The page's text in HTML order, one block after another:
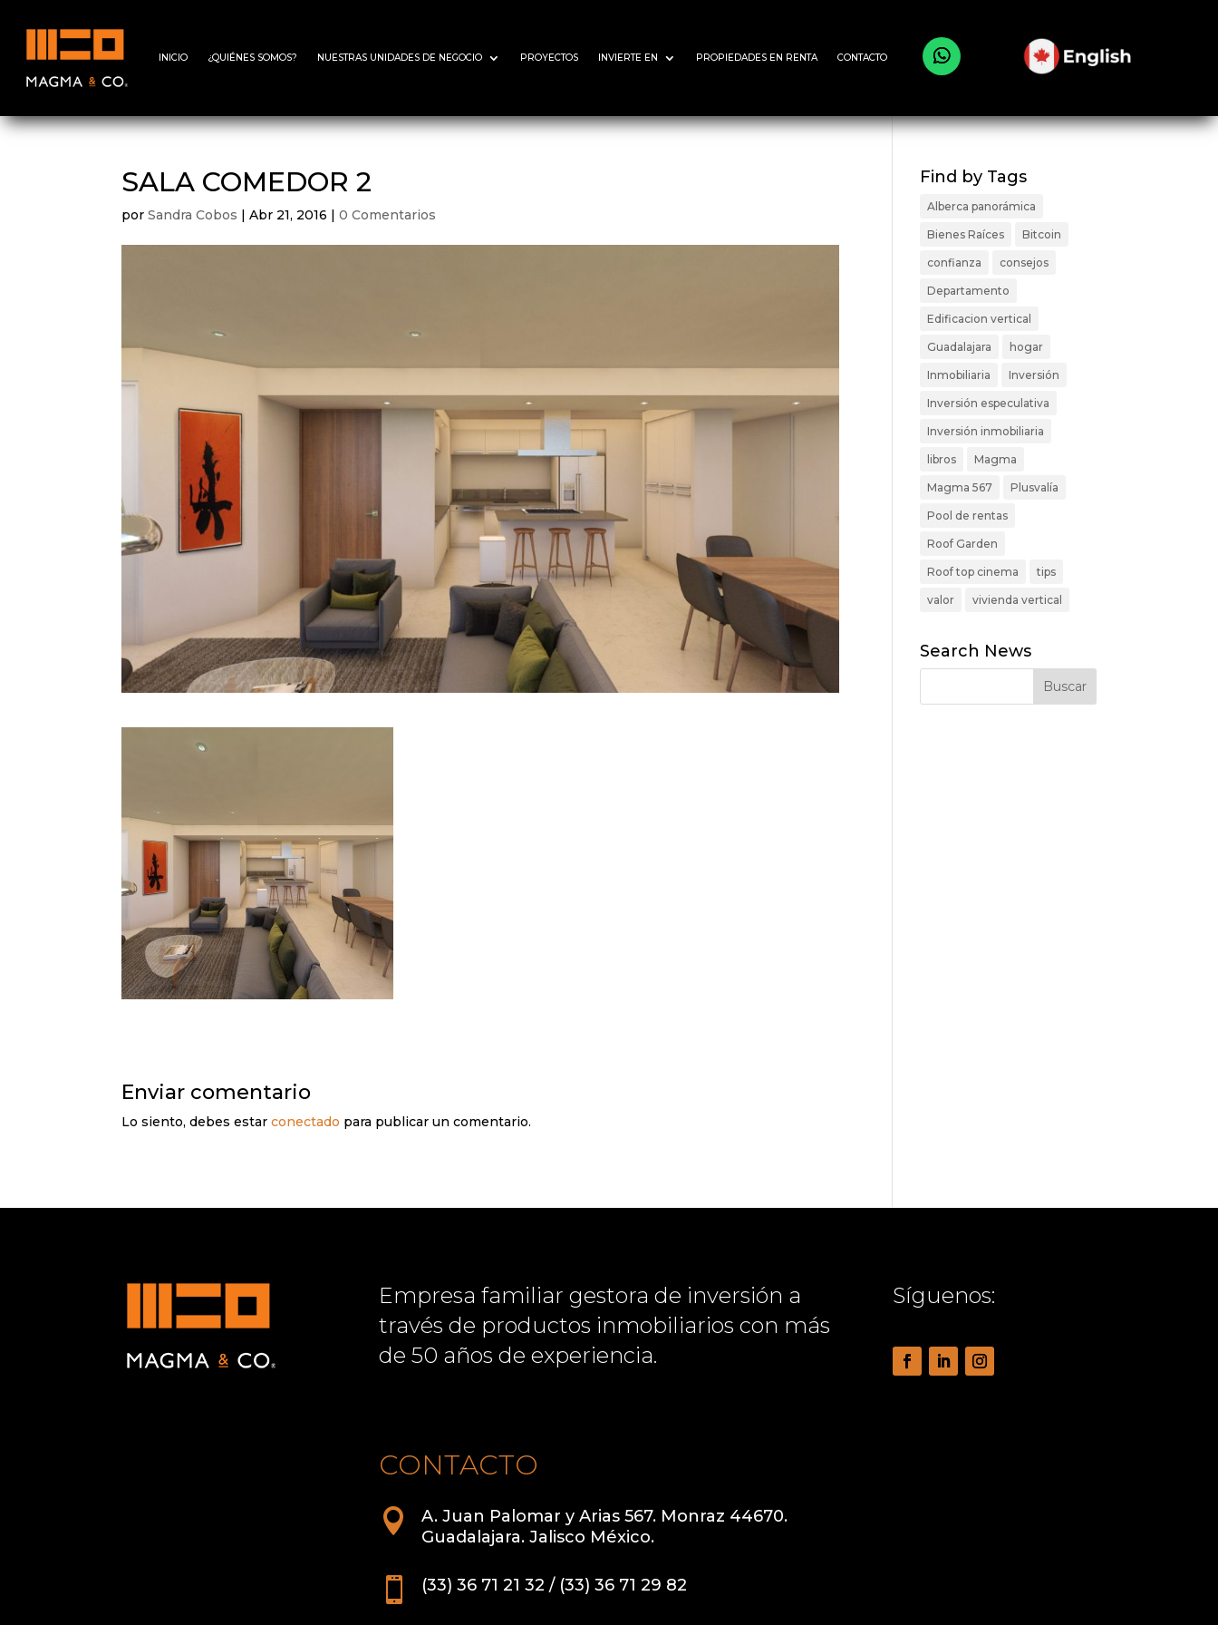
INICIO ¿QUIÉNES SOMOS? NUESTRAS UNIDADES DE NEGOCIO PROYECTOS INVIERTE EN PROPIEDADES EN RENTA CONTACTO
SALA COMEDOR 2
porSandra Cobos |Abr 21, 2016 |0 Comentarios
Enviar comentario
Lo siento, debes estarconectado para publicar un comentario.
Find by Tags
Alberca panorámica
Bienes Raíces Bitcoin
confianza consejos
Departamento
Edificacion vertical
Guadalajara hogar
Inmobiliaria Inversión
Inversión especulativa
Inversión inmobiliaria
libros Magma
Magma 567 Plusvalía
Pool de rentas
Roof Garden
Roof top cinema tips
valor vivienda vertical
Search News
Empresa familiar gestora de inversión a
través de productos inmobiliarios con más
de 50 años de experiencia.
CONTACTO

A. Juan Palomar y Arias 567. Monraz 44670.
Guadalajara. Jalisco México.
 (33) 36 71 21 32 / (33) 36 71 29 82
Síguenos: